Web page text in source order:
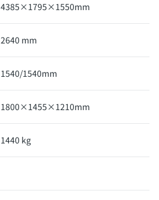
4385×1795×1550mm
2640 mm
1540/1540mm
1800×1455×1210mm
1440 kg